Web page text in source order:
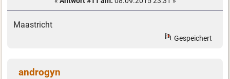
Maastricht
Gespeichert
androgyn